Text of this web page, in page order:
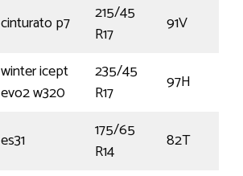
cinturato p7
215/45
R17
91V
winter icept
evo2 w320
235/45
R17
97H
es31
175/65
R14
82T